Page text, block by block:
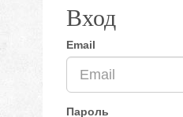
Вход
Email
Пароль